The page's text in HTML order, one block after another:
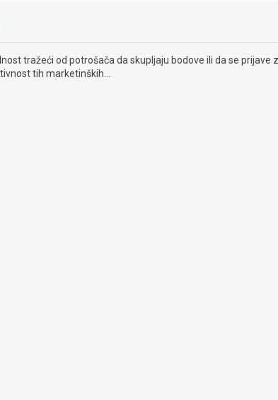
tražeći od potrošača da skupljaju bodove ili da se prijave
tih marketinških...